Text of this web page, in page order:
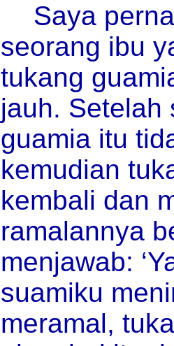
Saya
seorang ibu
tukang
jauh. Setelah
guamia itu
kemudian
kembali dan
ramalannya
menjawab:
suamiku
meramal,